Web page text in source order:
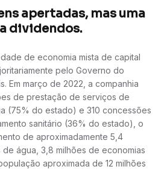
apertadas, mas uma
dividendos.
de economia mista de capital
pelo Governo do
Em março de 2022, a companhia
de prestação de serviços de
(75% do estado) e 310 concessões
sanitário (36% do estado), o
de aproximadamente 5,4
água, 3,8 milhões de economias
aproximada de 12 milhões